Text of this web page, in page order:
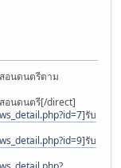
อนดนตรีตาม
อนดนตรี[/direct]
รับ
รับ